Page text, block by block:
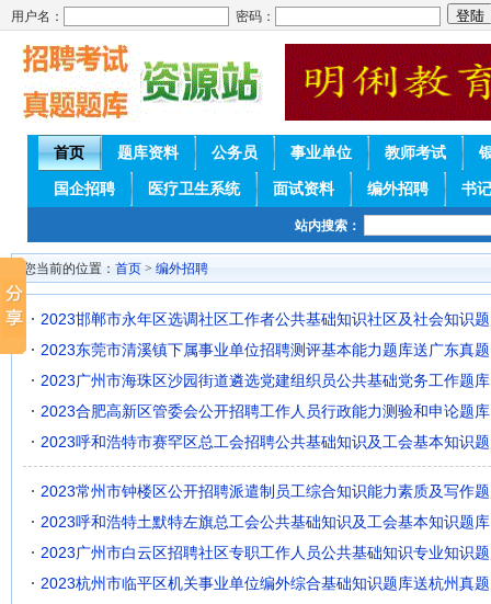
用户名： 密码：
首页 题库资料 公务员 事业单位 教师考试
国企招聘 医疗卫生系统 面试资料 编外招聘 书
站内搜索：
您当前的位置： 首页 > 编外招聘
2023邯郸市永年区选调社区工作者公共基础知识社区及社会知识
2023东莞市清溪镇下属事业单位招聘测评基本能力题库送广东真题
2023广州市海珠区沙园街道遴选党建组织员公共基础党务工作题库
2023合肥高新区管委会公开招聘工作人员行政能力测验和申论题库
2023呼和浩特市赛罕区总工会招聘公共基础知识及工会基本知识
2023常州市钟楼区公开招聘派遣制员工综合知识能力素质及写作
2023呼和浩特土默特左旗总工会公共基础知识及工会基本知识题库
2023广州市白云区招聘社区专职工作人员公共基础知识专业知识
2023杭州市临平区机关事业单位编外综合基础知识题库送杭州真题